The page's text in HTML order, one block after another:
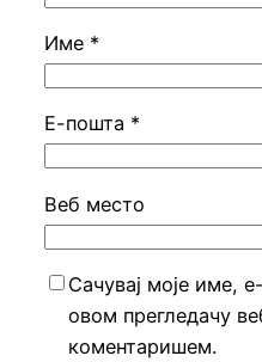
Име *
Е-пошта *
Веб место
Сачувај моје име,
овом прегледачу
коментаришем.